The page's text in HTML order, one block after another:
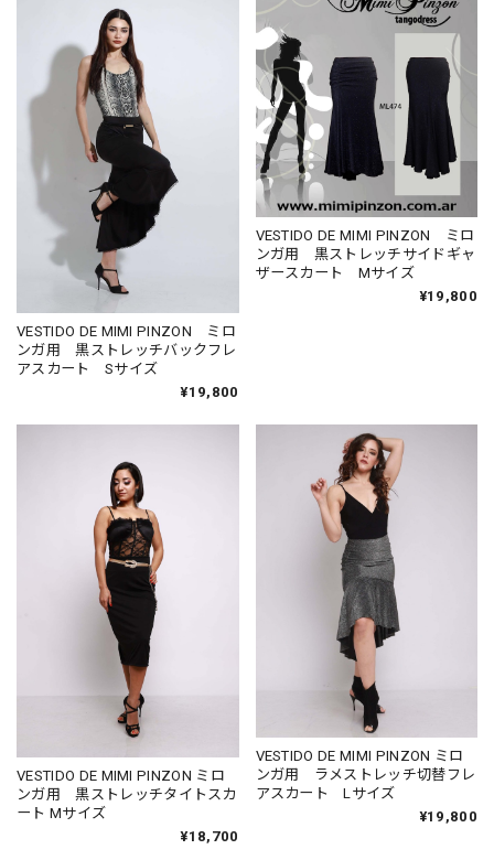
VESTIDO DE MIMI PINZON ミロ
ンガ用 黒ストレッチバックフレ
アスカート Sサイズ
¥19,800
VESTIDO DE MIMI PINZON ミロ
ンガ用 黒ストレッチサイドギャ
ザースカート Mサイズ
¥19,800
VESTIDO DE MIMI PINZON ミロ
ンガ用 黒ストレッチタイトスカ
ート Mサイズ
¥18,700
VESTIDO DE MIMI PINZON ミロ
ンガ用 ラメストレッチ切替フレ
アスカート Lサイズ
¥19,800